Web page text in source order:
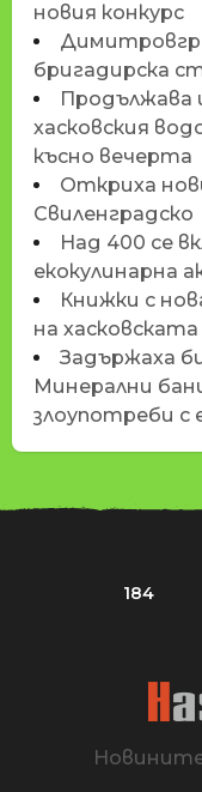
новия конкурс
бригадирска
Продължава
хасковския
късно вечерта
Откриха
Свиленградско
Над 400 се
екокулинарна
Книжки с
на
Задържаха
Минерални
злоупотреби с
184